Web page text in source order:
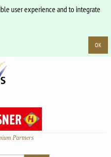
user experience and to integrate
OK
Partners